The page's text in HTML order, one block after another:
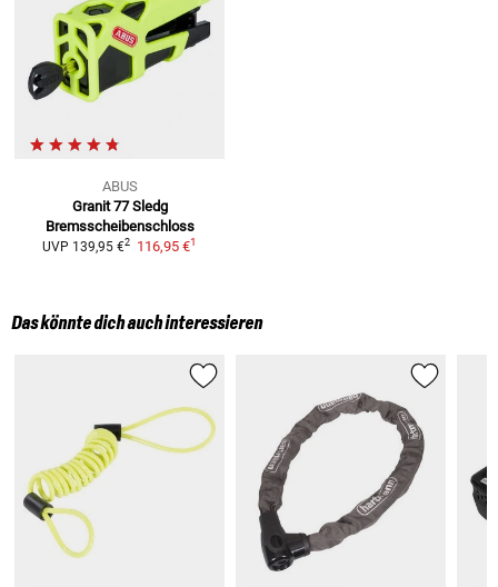
ABUS
Granit 77 Sledg
Bremsscheibenschloss
UVP 139,95 €2 116,95 €1
Das könnte dich auch interessieren